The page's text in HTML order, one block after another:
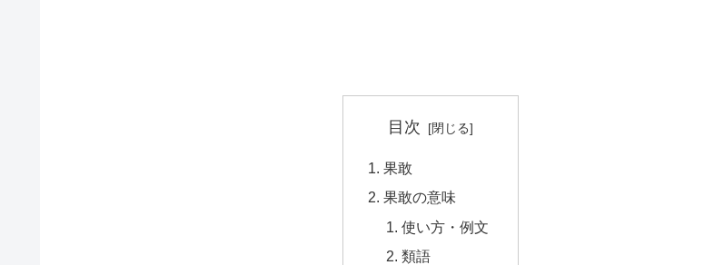
目次
果敢
果敢の意味
使い方・例文
類語